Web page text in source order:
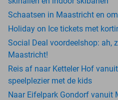
Schaatsen in Maastricht en
Holiday on Ice tickets met
Social Deal voordeelshop: ah,
Maastricht!
Reis af naar Ketteler Hof
speelplezier met de kids
Naar Eifelpark Gondorf vanuit